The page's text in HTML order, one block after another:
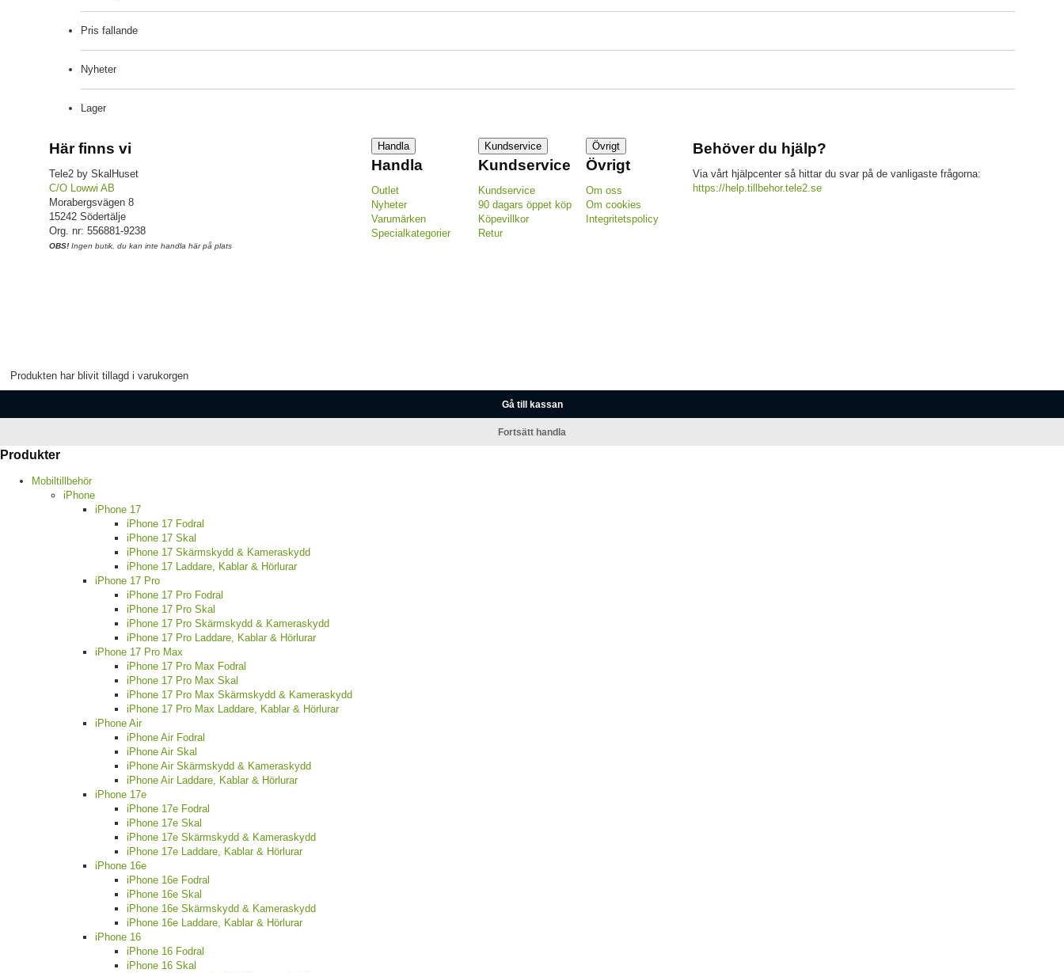
Pris fallande
Nyheter
Lager
Här finns vi
Tele2 by SkalHuset
C/O Lowwi AB
Morabergsvägen 8
15242 Södertälje
Org. nr: 556881-9238
OBS! Ingen butik, du kan inte handla här på plats
Handla
Handla
Outlet
Nyheter
Varumärken
Specialkategorier
Kundservice
Kundservice
Kundservice
90 dagars öppet köp
Köpevillkor
Retur
Övrigt
Övrigt
Om oss
Om cookies
Integritetspolicy
Behöver du hjälp?
Via vårt hjälpcenter så hittar du svar på de vanligaste frågorna:
https://help.tillbehor.tele2.se
Produkten har blivit tillagd i varukorgen
Gå till kassan
Fortsätt handla
Produkter
Mobiltillbehör
iPhone
iPhone 17
iPhone 17 Fodral
iPhone 17 Skal
iPhone 17 Skärmskydd & Kameraskydd
iPhone 17 Laddare, Kablar & Hörlurar
iPhone 17 Pro
iPhone 17 Pro Fodral
iPhone 17 Pro Skal
iPhone 17 Pro Skärmskydd & Kameraskydd
iPhone 17 Pro Laddare, Kablar & Hörlurar
iPhone 17 Pro Max
iPhone 17 Pro Max Fodral
iPhone 17 Pro Max Skal
iPhone 17 Pro Max Skärmskydd & Kameraskydd
iPhone 17 Pro Max Laddare, Kablar & Hörlurar
iPhone Air
iPhone Air Fodral
iPhone Air Skal
iPhone Air Skärmskydd & Kameraskydd
iPhone Air Laddare, Kablar & Hörlurar
iPhone 17e
iPhone 17e Fodral
iPhone 17e Skal
iPhone 17e Skärmskydd & Kameraskydd
iPhone 17e Laddare, Kablar & Hörlurar
iPhone 16e
iPhone 16e Fodral
iPhone 16e Skal
iPhone 16e Skärmskydd & Kameraskydd
iPhone 16e Laddare, Kablar & Hörlurar
iPhone 16
iPhone 16 Fodral
iPhone 16 Skal